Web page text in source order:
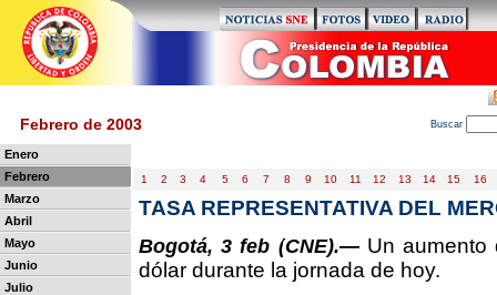
Febrero de 2003 Buscar
Enero
Febrero
Marzo
Abril
Mayo
Junio
Julio
1 2 3 4 5 6 7 8 9 10 11 12 13 14 15 16
TASA REPRESENTATIVA DEL
Bogotá, 3 feb (CNE).—Un aumento
dólar durante la jornada de hoy.